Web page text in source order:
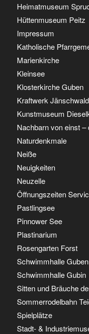
Heimatmuseum
Hüttenmuseum Peitz
Impressum
Katholische
Marienkirche
Kleinsee
Klosterkirche Guben
Kraftwerk
Kunstmuseum
Nachbarn von einst
Naturdenkmale
Neiße
Neuigkeiten
Neuzelle
Öffnungszeiten
Pastlingsee
Pinnower See
Plastinarium
Rosengarten Forst
Schwimmhalle Guben
Schwimmhalle Gubin
Sitten und Bräuche
Sommerrodelbahn
Spielplätze
Stadt- &